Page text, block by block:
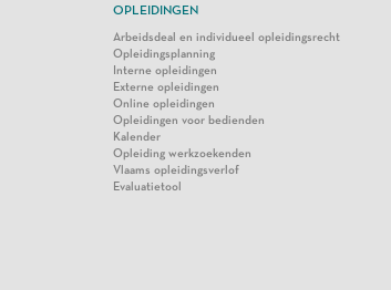
OPLEIDINGEN
Arbeidsdeal en individueel opleidingsrecht
Opleidingsplanning
Interne opleidingen
Externe opleidingen
Online opleidingen
Opleidingen voor bedienden
Kalender
Opleiding werkzoekenden
Vlaams opleidingsverlof
Evaluatietool